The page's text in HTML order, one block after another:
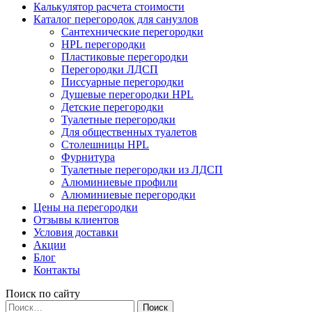
Калькулятор расчета стоимости
Каталог перегородок для санузлов
Сантехнические перегородки
HPL перегородки
Пластиковые перегородки
Перегородки ЛДСП
Писсуарные перегородки
Душевые перегородки HPL
Детские перегородки
Туалетные перегородки
Для общественных туалетов
Столешницы HPL
Фурнитура
Туалетные перегородки из ЛДСП
Алюминиевые профили
Алюминиевые перегородки
Цены на перегородки
Отзывы клиентов
Условия доставки
Акции
Блог
Контакты
Поиск по сайту
Найти: